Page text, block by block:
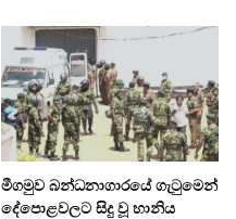
මීගමුව බන්ධනාගාරයේ ගැටුමෙන්
දේපොළවලට සිදු වූ හානිය